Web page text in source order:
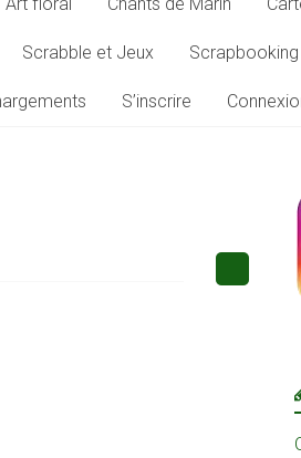
Scrabble et Jeux Scrapbooking
S’inscrire